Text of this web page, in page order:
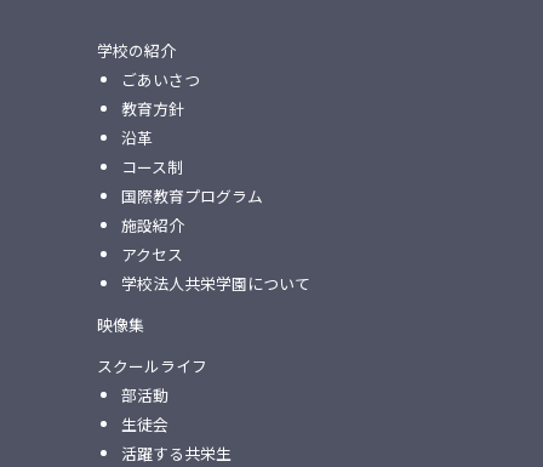
学校の紹介
ごあいさつ
教育方針
沿革
コース制
国際教育プログラム
施設紹介
アクセス
学校法人共栄学園について
映像集
スクールライフ
部活動
生徒会
活躍する共栄生